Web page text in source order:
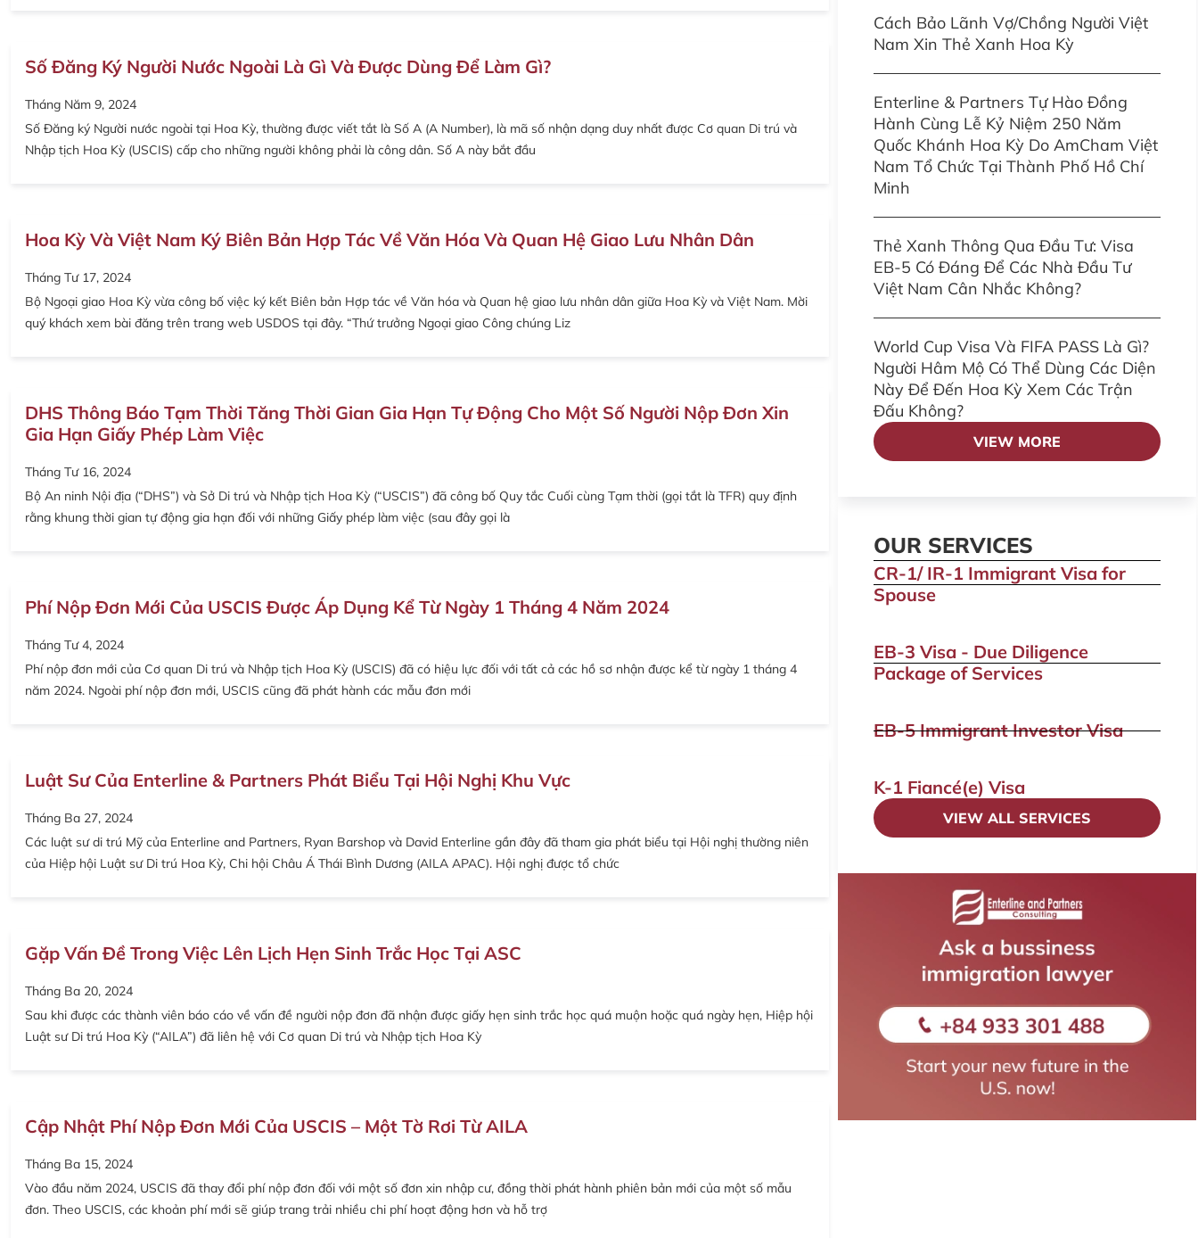
Số Đăng Ký Người Nước Ngoài Là Gì Và Được Dùng Để Làm Gì?
Tháng Năm 9, 2024
Số Đăng ký Người nước ngoài tại Hoa Kỳ, thường được viết tắt là Số A (A Number), là mã số nhận dạng duy nhất được Cơ quan Di trú và
Nhập tịch Hoa Kỳ (USCIS) cấp cho những người không phải là công dân. Số A này bắt đầu
Hoa Kỳ Và Việt Nam Ký Biên Bản Hợp Tác Về Văn Hóa Và Quan Hệ Giao Lưu Nhân Dân
Tháng Tư 17, 2024
Bộ Ngoại giao Hoa Kỳ vừa công bố việc ký kết Biên bản Hợp tác về Văn hóa và Quan hệ giao lưu nhân dân giữa Hoa Kỳ và Việt Nam. Mời
quý khách xem bài đăng trên trang web USDOS tại đây. “Thứ trưởng Ngoại giao Công chúng Liz
DHS Thông Báo Tạm Thời Tăng Thời Gian Gia Hạn Tự Động Cho Một Số Người Nộp Đơn Xin
Gia Hạn Giấy Phép Làm Việc
Tháng Tư 16, 2024
Bộ An ninh Nội địa (“DHS”) và Sở Di trú và Nhập tịch Hoa Kỳ (“USCIS”) đã công bố Quy tắc Cuối cùng Tạm thời (gọi tắt là TFR) quy định
rằng khung thời gian tự động gia hạn đối với những Giấy phép làm việc (sau đây gọi là
Phí Nộp Đơn Mới Của USCIS Được Áp Dụng Kể Từ Ngày 1 Tháng 4 Năm 2024
Tháng Tư 4, 2024
Phí nộp đơn mới của Cơ quan Di trú và Nhập tịch Hoa Kỳ (USCIS) đã có hiệu lực đối với tất cả các hồ sơ nhận được kể từ ngày 1 tháng 4
năm 2024. Ngoài phí nộp đơn mới, USCIS cũng đã phát hành các mẫu đơn mới
Luật Sư Của Enterline & Partners Phát Biểu Tại Hội Nghị Khu Vực
Tháng Ba 27, 2024
Các luật sư di trú Mỹ của Enterline and Partners, Ryan Barshop và David Enterline gần đây đã tham gia phát biểu tại Hội nghị thường niên
của Hiệp hội Luật sư Di trú Hoa Kỳ, Chi hội Châu Á Thái Bình Dương (AILA APAC). Hội nghị được tổ chức
Gặp Vấn Đề Trong Việc Lên Lịch Hẹn Sinh Trắc Học Tại ASC
Tháng Ba 20, 2024
Sau khi được các thành viên báo cáo về vấn đề người nộp đơn đã nhận được giấy hẹn sinh trắc học quá muộn hoặc quá ngày hẹn, Hiệp hội
Luật sư Di trú Hoa Kỳ (“AILA”) đã liên hệ với Cơ quan Di trú và Nhập tịch Hoa Kỳ
Cập Nhật Phí Nộp Đơn Mới Của USCIS – Một Tờ Rơi Từ AILA
Tháng Ba 15, 2024
Vào đầu năm 2024, USCIS đã thay đổi phí nộp đơn đối với một số đơn xin nhập cư, đồng thời phát hành phiên bản mới của một số mẫu
đơn. Theo USCIS, các khoản phí mới sẽ giúp trang trải nhiều chi phí hoạt động hơn và hỗ trợ
Cách Bảo Lãnh Vợ/Chồng Người Việt
Nam Xin Thẻ Xanh Hoa Kỳ
Enterline & Partners Tự Hào Đồng
Hành Cùng Lễ Kỷ Niệm 250 Năm
Quốc Khánh Hoa Kỳ Do AmCham Việt
Nam Tổ Chức Tại Thành Phố Hồ Chí
Minh
Thẻ Xanh Thông Qua Đầu Tư: Visa
EB-5 Có Đáng Để Các Nhà Đầu Tư
Việt Nam Cân Nhắc Không?
World Cup Visa Và FIFA PASS Là Gì?
Người Hâm Mộ Có Thể Dùng Các Diện
Này Để Đến Hoa Kỳ Xem Các Trận
Đấu Không?
VIEW MORE
OUR SERVICES
CR-1/ IR-1 Immigrant Visa for
Spouse
EB-3 Visa - Due Diligence
Package of Services
EB-5 Immigrant Investor Visa
K-1 Fiancé(e) Visa
VIEW ALL SERVICES